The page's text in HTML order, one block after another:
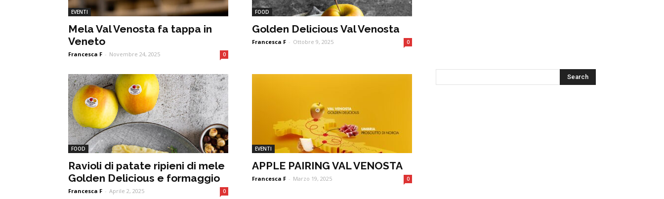
EVENTI
Mela Val Venosta fa tappa in
Veneto
Francesca F - Novembre 24, 2025 0
FOOD
Golden Delicious Val Venosta
Francesca F - Ottobre 9, 2025 0
FOOD
Ravioli di patate ripieni di mele
Golden Delicious e formaggio
Francesca F - Aprile 2, 2025 0
EVENTI
APPLE PAIRING VAL VENOSTA
Francesca F - Marzo 19, 2025 0